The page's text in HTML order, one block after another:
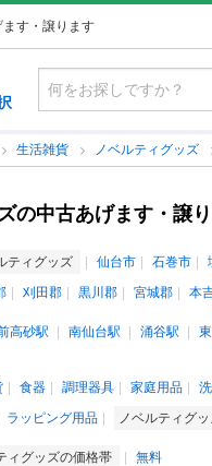
す・譲ります
生活雑貨 ノベルティグッズ
の中古あげます・譲
ティグッズ 仙台市 石巻市
刈田郡 黒川郡 宮城郡 本
高砂駅 南仙台駅 涌谷駅
食器 調理器具 家庭用品
ラッピング用品 ノベルティグ
ィグッズの価格帯 無料